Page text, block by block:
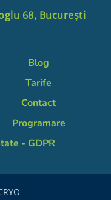
68, București
Blog
Tarife
Contact
Programare
- GDPR